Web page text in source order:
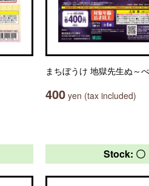
まちぼうけ 地獄先生ぬ～
400 yen (tax included)
Stock: 〇